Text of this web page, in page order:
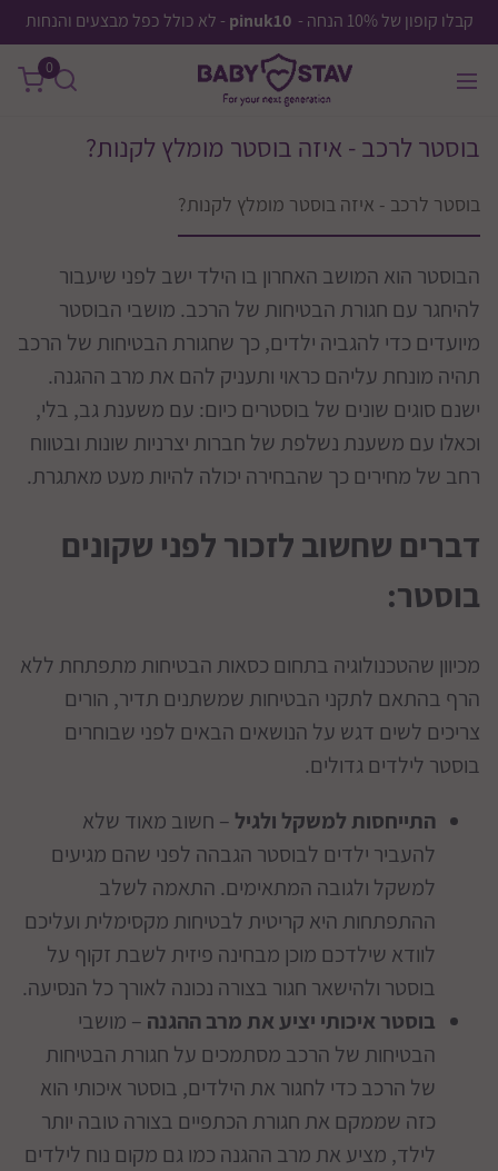
קבלו קופון של 10% הנחה - pinuk10 - לא כולל כפל מבצעים והנחות
0
בוסטר לרכב - איזה בוסטר מומלץ לקנות?
בוסטר לרכב - איזה בוסטר מומלץ לקנות?
הבוסטר הוא המושב האחרון בו הילד ישב לפני שיעבור
להיחגר עם חגורת הבטיחות של הרכב. מושבי הבוסטר
מיועדים כדי להגביה ילדים, כך שחגורת הבטיחות של הרכב
תהיה מונחת עליהם כראוי ותעניק להם את מרב ההגנה.
ישנם סוגים שונים של בוסטרים כיום: עם משענת גב, בלי,
וכאלו עם משענת נשלפת של חברות יצרניות שונות ובטווח
רחב של מחירים כך שהבחירה יכולה להיות מעט מאתגרת.
דברים שחשוב לזכור לפני שקונים
בוסטר:
מכיוון שהטכנולוגיה בתחום כסאות הבטיחות מתפתחת ללא
הרף בהתאם לתקני הבטיחות שמשתנים תדיר, הורים
צריכים לשים דגש על הנושאים הבאים לפני שבוחרים
בוסטר לילדים גדולים.
התייחסות למשקל ולגיל – חשוב מאוד שלא
להעביר ילדים לבוסטר הגבהה לפני שהם מגיעים
למשקל ולגובה המתאימים. התאמה לשלב
ההתפתחות היא קריטית לבטיחות מקסימלית ועליכם
לוודא שילדכם מוכן מבחינה פיזית לשבת זקוף על
בוסטר ולהישאר חגור בצורה נכונה לאורך כל הנסיעה.
בוסטר איכותי יציע את מרב ההגנה – מושבי
הבטיחות של הרכב מסתמכים על חגורת הבטיחות
של הרכב כדי לחגור את הילדים, בוסטר איכותי הוא
כזה שממקם את חגורת הכתפיים בצורה טובה יותר
לילד, מציע את מרב ההגנה כמו גם מקום נוח לילדים